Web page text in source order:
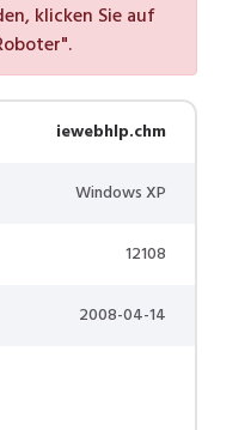
klicken Sie auf
iewebhlp.chm
Windows XP
12108
2008-04-14